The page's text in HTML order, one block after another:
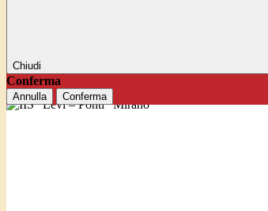
Chiudi
Conferma
Annulla Conferma